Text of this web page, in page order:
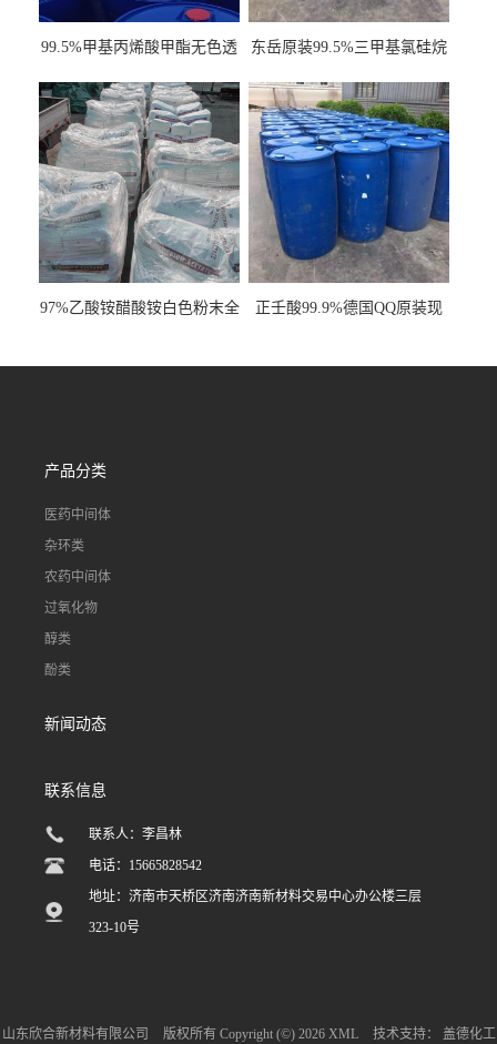
99.5%甲基丙烯酸甲酯无色透
东岳原装99.5%三甲基氯硅烷
97%乙酸铵醋酸铵白色粉末全
正壬酸99.9%德国QQ原装现
产品分类
医药中间体
杂环类
农药中间体
过氧化物
醇类
酚类
新闻动态
联系信息
联系人：李昌林
电话：15665828542
地址：济南市天桥区济南济南新材料交易中心办公楼三层
323-10号
山东欣合新材料有限公司 版权所有 Copyright (©) 2026 XML 技术支持： 盖德化工